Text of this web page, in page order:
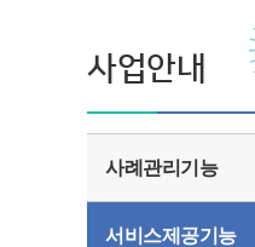
사업안내
사례관리기능
서비스제공기능